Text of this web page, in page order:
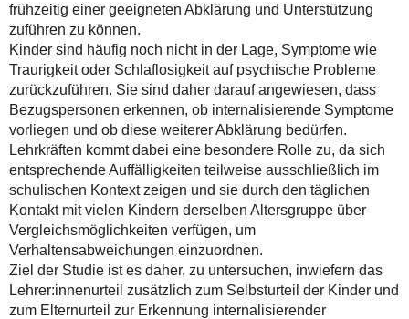
frühzeitig einer geeigneten Abklärung und Unterstützung
zuführen zu können.
Kinder sind häufig noch nicht in der Lage, Symptome wie
Traurigkeit oder Schlaflosigkeit auf psychische Probleme
zurückzuführen. Sie sind daher darauf angewiesen, dass
Bezugspersonen erkennen, ob internalisierende Symptome
vorliegen und ob diese weiterer Abklärung bedürfen.
Lehrkräften kommt dabei eine besondere Rolle zu, da sich
entsprechende Auffälligkeiten teilweise ausschließlich im
schulischen Kontext zeigen und sie durch den täglichen
Kontakt mit vielen Kindern derselben Altersgruppe über
Vergleichsmöglichkeiten verfügen, um
Verhaltensabweichungen einzuordnen.
Ziel der Studie ist es daher, zu untersuchen, inwiefern das
Lehrer:innenurteil zusätzlich zum Selbsturteil der Kinder und
zum Elternurteil zur Erkennung internalisierender